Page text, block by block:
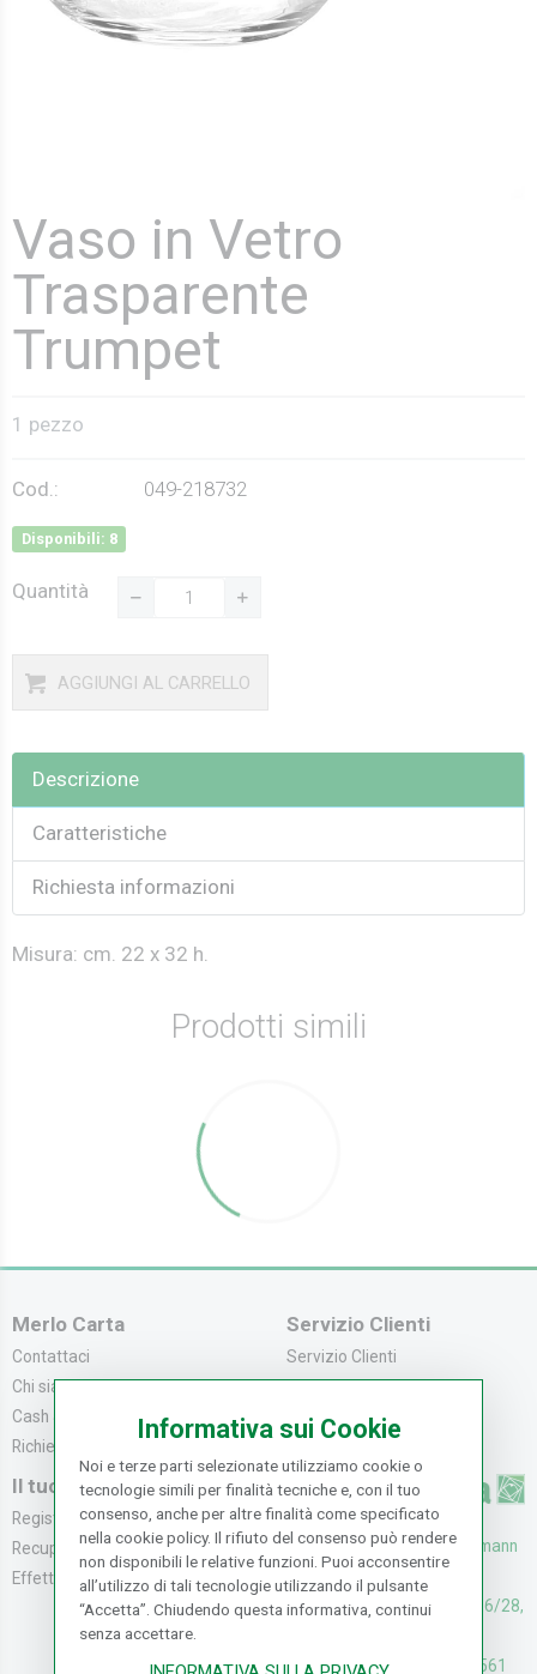
Vaso in Vetro
Trasparente
Trumpet
1 pezzo
Cod.: 049-218732
Disponibili: 8
Quantità
AGGIUNGI AL CARRELLO
Descrizione
Caratteristiche
Richiesta informazioni
Misura: cm. 22 x 32 h.
Prodotti simili
Merlo Carta
Contattaci
Chi siamo
Cash & Carry
Richiedi catalogo
Servizio Clienti
Servizio Clienti
Modalità di Pagame...
Modalità di Spediz...
Il tuo Account
Registrati
Recupera la Passwo...
Effettua un Reso
UFFICI: V. Senna 44/46, Osmann
oro Sesto F.no (FI)
CASH & CARRY: V. Senna 26/28,
Assistenza: (+39) 055374561
Informativa sui Cookie
Noi e terze parti selezionate utilizziamo cookie o
tecnologie simili per finalità tecniche e, con il tuo
consenso, anche per altre finalità come specificato
nella cookie policy. Il rifiuto del consenso può rendere
non disponibili le relative funzioni. Puoi acconsentire
all’utilizzo di tali tecnologie utilizzando il pulsante
“Accetta”. Chiudendo questa informativa, continui
senza accettare.